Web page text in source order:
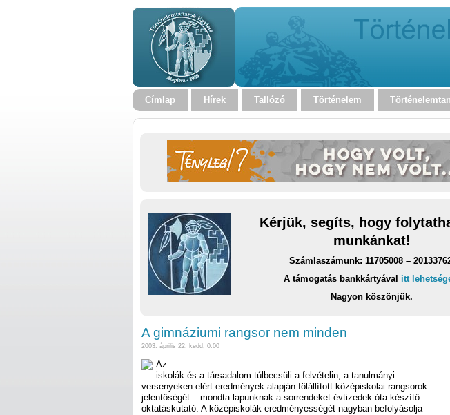
Címlap Hírek Tallózó Történelem
Kérjük, segíts, hogy
munkánkat!
Számlaszámunk: 11705008 –
A támogatás bankkártyával itt
Nagyon köszönjük.
A gimnáziumi rangsor nem minden
2003. április 22. kedd, 0:00
Az
iskolák és a társadalom túlbecsüli a felvételin, a tanulmányi
versenyeken elért eredmények alapján fölállított középiskolai rangsorok
jelentőségét – mondta lapunknak a sorrendeket évtizedek óta készítő
oktatáskutató. A középiskolák eredményességét nagyban befolyásolja